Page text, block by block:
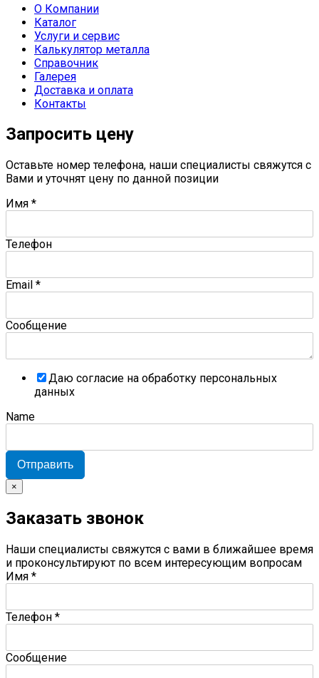
О Компании
Каталог
Услуги и сервис
Калькулятор металла
Справочник
Галерея
Доставка и оплата
Контакты
Запросить цену
Оставьте номер телефона, наши специалисты свяжутся с
Вами и уточнят цену по данной позиции
Имя *
Телефон
Email *
Сообщение
Даю согласие на обработку персональных
данных
Name
Отправить
×
Заказать звонок
Наши специалисты свяжутся с вами в ближайшее время
и проконсультируют по всем интересующим вопросам
Имя *
Телефон *
Сообщение